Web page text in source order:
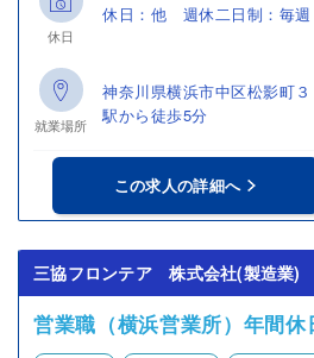
休日
休日：他 週休二日制：毎
就業場所
神奈川県横浜市中区松影町
駅から徒歩5分
この求人の詳細へ
三協フロンテア 株式会社(製造業)
営業職（横浜営業所）年間休